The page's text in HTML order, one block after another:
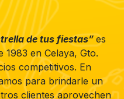
de tus fiestas”es
1983 en Celaya, Gto.
competitivos. En
para brindarle un
clientes aprovechen